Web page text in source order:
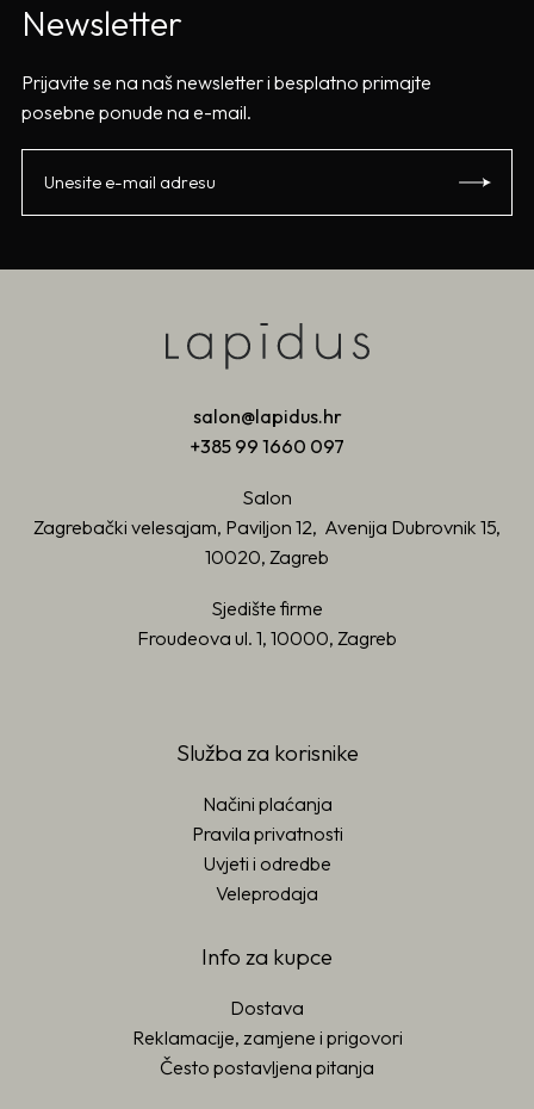
Newsletter
Prijavite se na naš newsletter i besplatno primajte
posebne ponude na e-mail.
salon@lapidus.hr
+385 99 1660 097
Salon
Zagrebački velesajam, Paviljon 12, Avenija Dubrovnik 15,
10020, Zagreb
Sjedište firme
Froudeova ul. 1, 10000, Zagreb
Služba za korisnike
Načini plaćanja
Pravila privatnosti
Uvjeti i odredbe
Veleprodaja
Info za kupce
Dostava
Reklamacije, zamjene i prigovori
Često postavljena pitanja